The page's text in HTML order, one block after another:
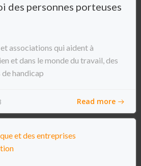
des personnes porteuses
associations qui aident à
et dans le monde du travail, des
handicap
Read more
et des entreprises